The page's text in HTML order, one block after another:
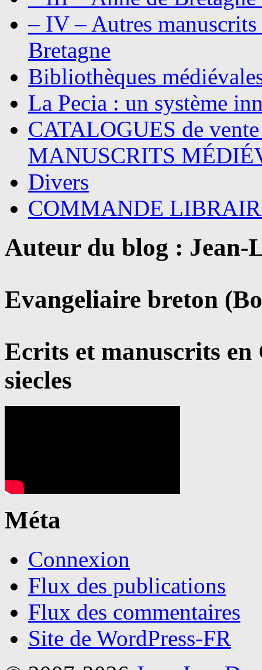
– IV – Autres
Bretagne
Bibliothèques
La Pecia : un système
CATALOGUES de
MANUSCRITS
Divers
COMMANDE
Auteur du blog : Jean-
Evangeliaire breton
Ecrits et manuscrits
siecles
Méta
Connexion
Flux des publications
Flux des commentaires
Site de WordPress-FR